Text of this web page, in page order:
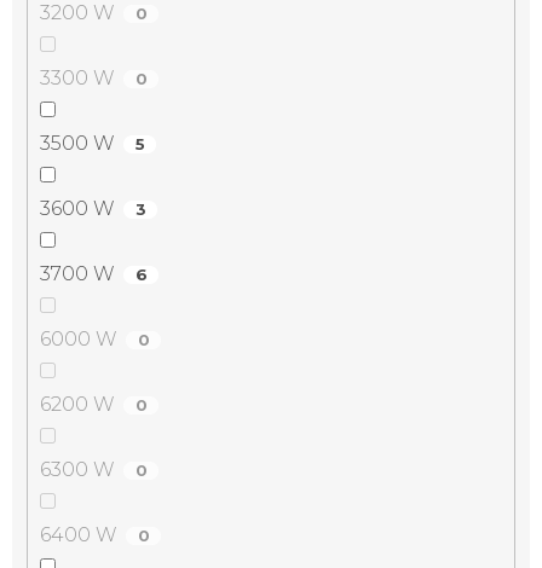
3200 W 0
3300 W 0
3500 W 5
3600 W 3
3700 W 6
6000 W 0
6200 W 0
6300 W 0
6400 W 0